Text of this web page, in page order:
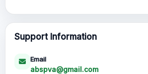
Support Information
Email
abspva@gmail.com